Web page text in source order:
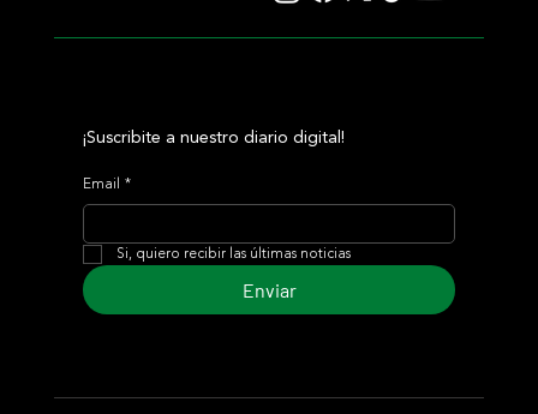
¡Suscribite a nuestro diario digital!
Email *
Si, quiero recibir las últimas noticias
Enviar